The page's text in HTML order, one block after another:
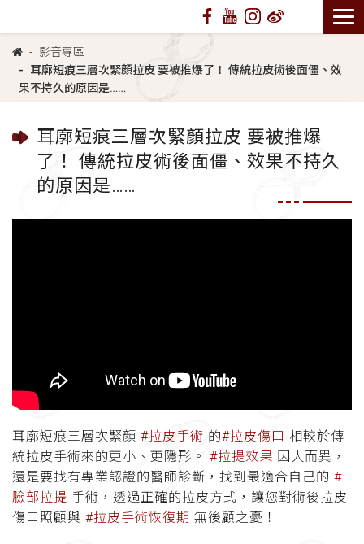
影音專區
耳廓短痕三層次緊顏拉皮 要被推爆了！ 傳統拉皮術後面僵、效
果不持久的原因是……
耳廓短痕三層次緊顏拉皮 要被推爆
了！ 傳統拉皮術後面僵、效果不持久
的原因是……
耳廓短痕三層次緊顏 #拉皮手術 的#拉皮傷口 相較於傳
統拉皮手術來的更小、更隱形。 #拉提效果 因人而異，
還是要找有專業認證的醫師診斷，找到最適合自己的 #
臉部拉提 手術，透過正確的拉皮方式，讓您對術後拉皮
傷口照顧與 #拉皮手術恢復期 無後顧之憂！